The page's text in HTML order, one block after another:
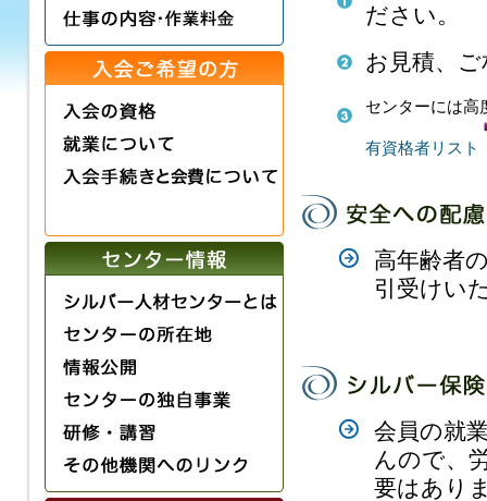
ださい。
お見積、
センターには高
有資格者リスト
高年齢者
引受けい
会員の就
んので、
要はあり